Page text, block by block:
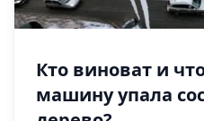
Кто виноват и
машину упала